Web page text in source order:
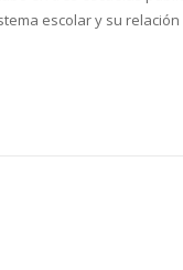
escolar y su relación